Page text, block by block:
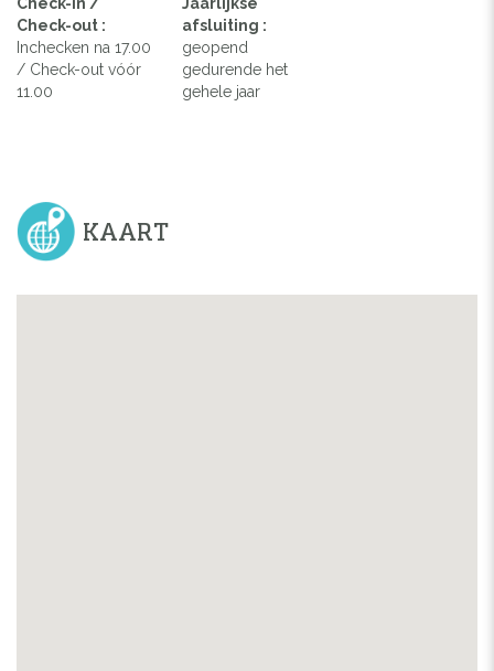
Check-out :
Inchecken na 17.00
/ Check-out vóór
11.00
afsluiting :
geopend
gedurende het
gehele jaar
KAART